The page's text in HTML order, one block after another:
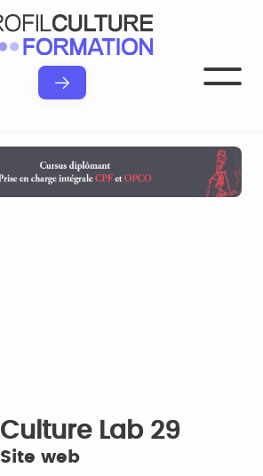
Culture Lab 29
Site web